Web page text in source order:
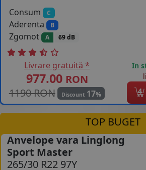
Consum
C
Aderenta B
Zgomot A 69 dB
Livrare gratuită *
977.00 RON
1190 RON
Discount 17%
In
4
TOP BUGET
Anvelope vara Linglong
Sport Master
265/30 R22 97Y